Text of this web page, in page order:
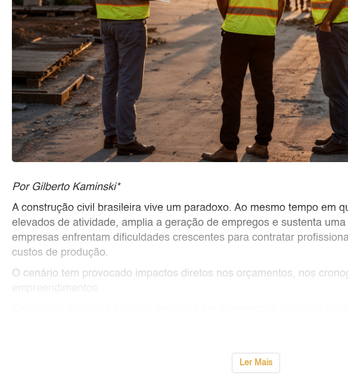
Por Gilberto Kaminski*
A construção civil brasileira vive um paradoxo. Ao mesmo tempo em
elevados de atividade, amplia a geração de empregos e sustenta
empresas enfrentam dificuldades crescentes para contratar
custos de produção.
O cenário tem provocado impactos diretos nos orçamentos, nos
Ler Mais